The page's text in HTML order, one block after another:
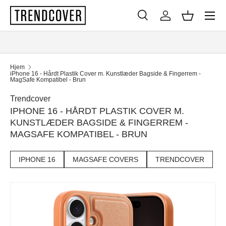
SPRING TIL INDHOLD
Søg
Søg Log indKurv
Menu
Hjem
iPhone 16 - Hårdt Plastik Cover m. Kunstlæder Bagside & Fingerrem -
MagSafe Kompatibel - Brun
Trendcover
IPHONE 16 - HÅRDT PLASTIK COVER M.
KUNSTLÆDER BAGSIDE & FINGERREM -
MAGSAFE KOMPATIBEL - BRUN
IPHONE 16 MAGSAFE COVERS TRENDCOVER